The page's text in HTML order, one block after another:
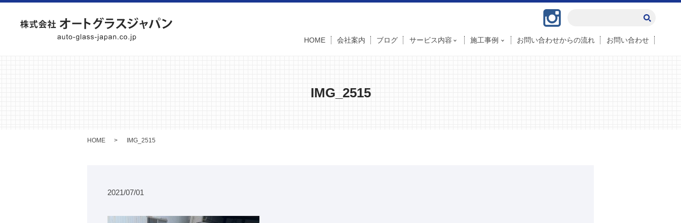
HOME 会社案内 ブログ サービス内容 施工事例 お問い合わせからの流れ お問い合わせ
IMG_2515
HOME IMG_2515
2021/07/01